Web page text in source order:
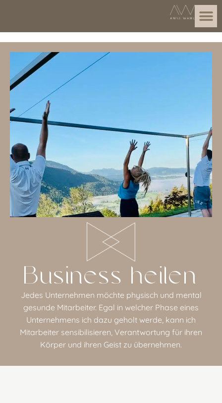
Business heilen
Jedes Unternehmen möchte physisch und mental
gesunde Mitarbeiter. Egal in welcher Phase eines
Unternehmens ich dazu geholt werde, kann ich
Mitarbeiter sensibilisieren, Verantwortung für ihren
Körper und ihren Geist zu übernehmen.